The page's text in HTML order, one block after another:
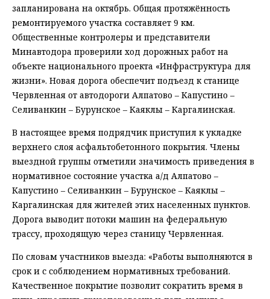
запланирована на октябрь. Общая протяжённость
ремонтируемого участка составляет 9 км.
Общественные контролеры и представители
Минавтодора проверили ход дорожных работ на
объекте национального проекта «Инфраструктура для
жизни». Новая дорога обеспечит подъезд к станице
Червленная от автодороги Алпатово – Капустино –
Селиванкин – Бурунское – Каяклы – Каргалинская.
В настоящее время подрядчик приступил к укладке
верхнего слоя асфальтобетонного покрытия. Члены
выездной группы отметили значимость приведения в
нормативное состояние участка а/д Алпатово –
Капустино – Селиванкин – Бурунское – Каяклы –
Каргалинская для жителей этих населенных пунктов.
Дорога выводит потоки машин на федеральную
трассу, проходящую через станицу Червленная.
По словам участников выезда: «Работы выполняются в
срок и с соблюдением нормативных требований.
Качественное покрытие позволит сократить время в